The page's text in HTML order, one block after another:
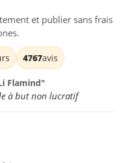
et publier sans frais
4767avis
Flamind"
à but non lucratif